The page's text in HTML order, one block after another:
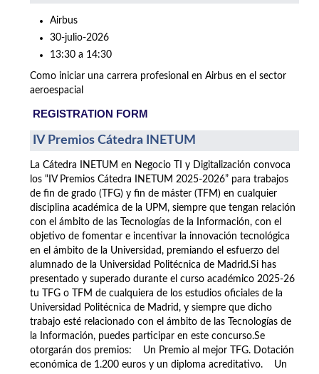
Airbus
30-julio-2026
13:30 a 14:30
Como iniciar una carrera profesional en Airbus en el sector
aeroespacial
REGISTRATION FORM
IV Premios Cátedra INETUM
La Cátedra INETUM en Negocio TI y Digitalización convoca
los “IV Premios Cátedra INETUM 2025-2026” para trabajos
de fin de grado (TFG) y fin de máster (TFM) en cualquier
disciplina académica de la UPM, siempre que tengan relación
con el ámbito de las Tecnologías de la Información, con el
objetivo de fomentar e incentivar la innovación tecnológica
en el ámbito de la Universidad, premiando el esfuerzo del
alumnado de la Universidad Politécnica de Madrid.Si has
presentado y superado durante el curso académico 2025-26
tu TFG o TFM de cualquiera de los estudios oficiales de la
Universidad Politécnica de Madrid, y siempre que dicho
trabajo esté relacionado con el ámbito de las Tecnologías de
la Información, puedes participar en este concurso.Se
otorgarán dos premios: Un Premio al mejor TFG. Dotación
económica de 1.200 euros y un diploma acreditativo. Un